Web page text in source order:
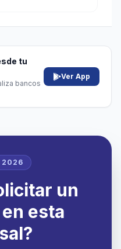
tu
bancos
Ver App
2026
un
esta